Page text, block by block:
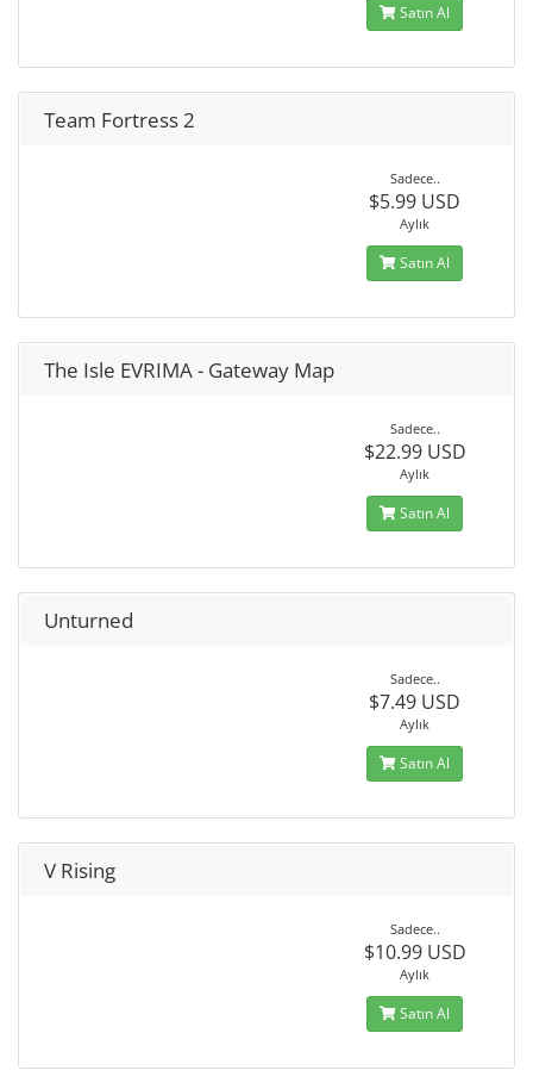
Satın Al
Team Fortress 2
Sadece..
$5.99 USD
Aylık
Satın Al
The Isle EVRIMA - Gateway Map
Sadece..
$22.99 USD
Aylık
Satın Al
Unturned
Sadece..
$7.49 USD
Aylık
Satın Al
V Rising
Sadece..
$10.99 USD
Aylık
Satın Al